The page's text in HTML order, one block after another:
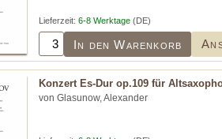
Lieferzeit: 6-8 Werktage (DE)
In den Warenkorb
Konzert Es-Dur op.109 für
von Glasunow, Alexander